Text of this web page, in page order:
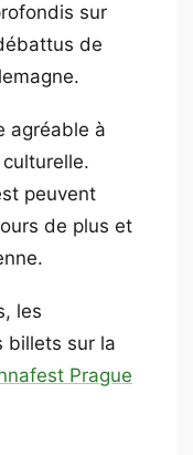
sur
de
agréable à
peuvent
de plus et
les
billets sur la
Prague